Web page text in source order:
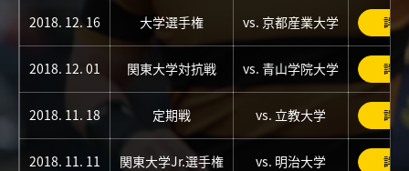
2018. 12. 16 大学選手権 vs. 京都産業大学 詳細
2018. 12. 01 関東大学対抗戦 vs. 青山学院大学 詳細
2018. 11. 18 定期戦 vs. 立教大学 詳細
2018. 11. 11 関東大学Jr.選手権 vs. 明治大学 詳細